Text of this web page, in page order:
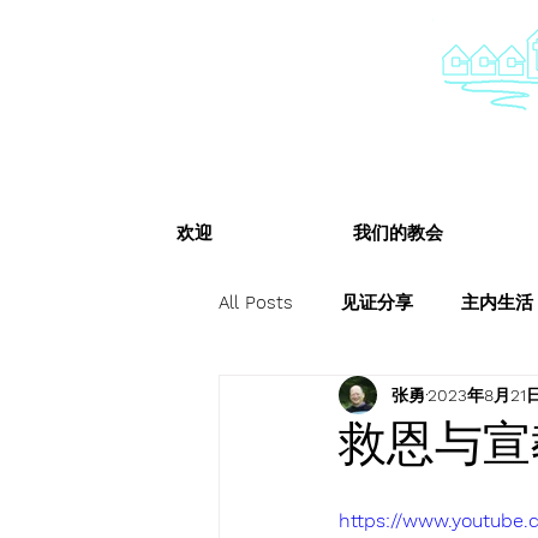
欢迎 我们的教会
All Posts 见证分享 主内生活
救恩与
张勇2023年8月21
https://